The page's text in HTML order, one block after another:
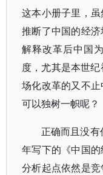
这本小册子里，
推断了中国的经
解释改革后中国
度，尤其是本世
场化改革的又不
可以独树一帜呢？
正确而且没
年写下的《中国
分析起点依然是